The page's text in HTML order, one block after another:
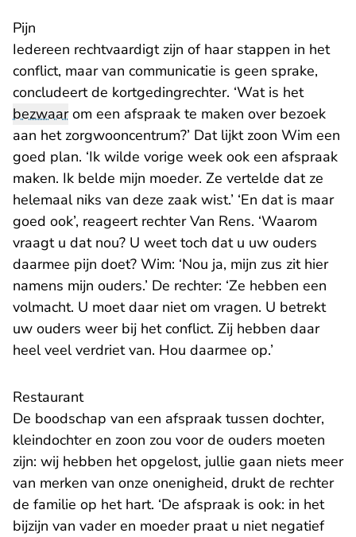
Pijn
Iedereen rechtvaardigt zijn of haar stappen in het
conflict, maar van communicatie is geen sprake,
concludeert de kortgedingrechter. ‘Wat is het
bezwaarom een afspraak te maken over bezoek
aan het zorgwooncentrum?’ Dat lijkt zoon Wim een
goed plan. ‘Ik wilde vorige week ook een afspraak
maken. Ik belde mijn moeder. Ze vertelde dat ze
helemaal niks van deze zaak wist.’ ‘En dat is maar
goed ook’, reageert rechter Van Rens. ‘Waarom
vraagt u dat nou? U weet toch dat u uw ouders
daarmee pijn doet? Wim: ‘Nou ja, mijn zus zit hier
namens mijn ouders.’ De rechter: ‘Ze hebben een
volmacht. U moet daar niet om vragen. U betrekt
uw ouders weer bij het conflict. Zij hebben daar
heel veel verdriet van. Hou daarmee op.’
Restaurant
De boodschap van een afspraak tussen dochter,
kleindochter en zoon zou voor de ouders moeten
zijn: wij hebben het opgelost, jullie gaan niets meer
van merken van onze onenigheid, drukt de rechter
de familie op het hart. ‘De afspraak is ook: in het
bijzijn van vader en moeder praat u niet negatief